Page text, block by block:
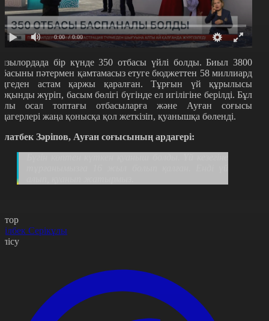
0:00 / 0:00
бір күнде 350 отбасы үйлі болды. Биыл 3800
пәтермен қамтамасыз етуге бюджеттен 58 миллиард
астам қаржы қаралған. Тұрғын үй құрылысы
жүріп, басым бөлігі бүгінде ел игілігіне берілді. Бұл
осал топтағы отбасыларға және Ауған соғысы
жаңа қонысқа қол жеткізіп, қуанышқа бөленді.
Зәріпов, Ауған соғысының ардагері:
Серікұлы